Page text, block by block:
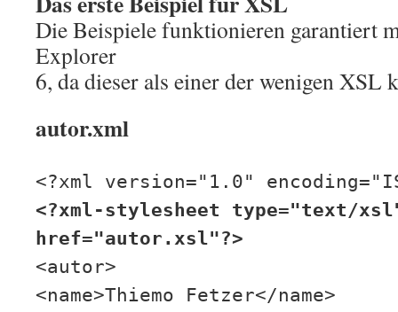
Die Beispiele funktionieren garantiert
Explorer
6, da dieser als einer der wenigen XSL
autor.xml
<?xml version="1.0"
<?xml-stylesheet type="text/
href="autor.xsl"?>
<autor>
<name>Thiemo Fetzer</name>